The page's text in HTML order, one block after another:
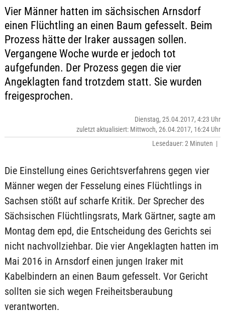
Vier Männer hatten im sächsischen Arnsdorf
einen Flüchtling an einen Baum gefesselt. Beim
Prozess hätte der Iraker aussagen sollen.
Vergangene Woche wurde er jedoch tot
aufgefunden. Der Prozess gegen die vier
Angeklagten fand trotzdem statt. Sie wurden
freigesprochen.
Dienstag, 25.04.2017, 4:23 Uhr
zuletzt aktualisiert: Mittwoch, 26.04.2017, 16:24 Uhr
Lesedauer: 2 Minuten |
Die Einstellung eines Gerichtsverfahrens gegen vier
Männer wegen der Fesselung eines Flüchtlings in
Sachsen stößt auf scharfe Kritik. Der Sprecher des
Sächsischen Flüchtlingsrats, Mark Gärtner, sagte am
Montag dem epd, die Entscheidung des Gerichts sei
nicht nachvollziehbar. Die vier Angeklagten hatten im
Mai 2016 in Arnsdorf einen jungen Iraker mit
Kabelbindern an einen Baum gefesselt. Vor Gericht
sollten sie sich wegen Freiheitsberaubung
verantworten.